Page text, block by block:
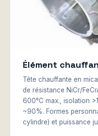
Élément
Tête chauffante en
de résistance NiCr/
600°C max., isolation
~90%. Formes
cylindre) et puissance